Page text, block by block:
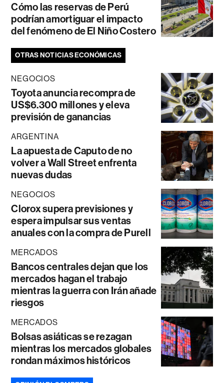
Cómo las reservas de Perú
podrían amortiguar el impacto
del fenómeno de El Niño Costero
OTRAS NOTICIAS ECONÓMICAS
NEGOCIOS
Toyota anuncia recompra de
US$6.300 millones y eleva
previsión de ganancias
ARGENTINA
La apuesta de Caputo de no
volver a Wall Street enfrenta
nuevas dudas
NEGOCIOS
Clorox supera previsiones y
espera impulsar sus ventas
anuales con la compra de Purell
MERCADOS
Bancos centrales dejan que los
mercados hagan el trabajo
mientras la guerra con Irán añade
riesgos
MERCADOS
Bolsas asiáticas se rezagan
mientras los mercados globales
rondan máximos históricos